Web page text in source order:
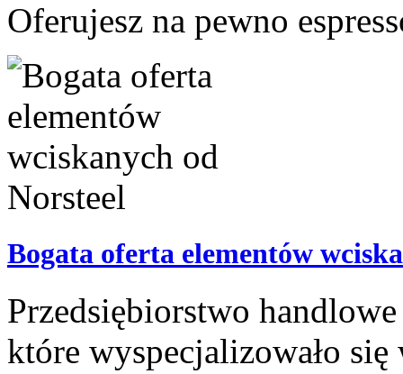
Oferujesz na pewno
Bogata oferta elementów
Przedsiębiorstwo
które wyspecjalizowało